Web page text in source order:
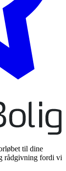
til dine
rådgivning fordi vi